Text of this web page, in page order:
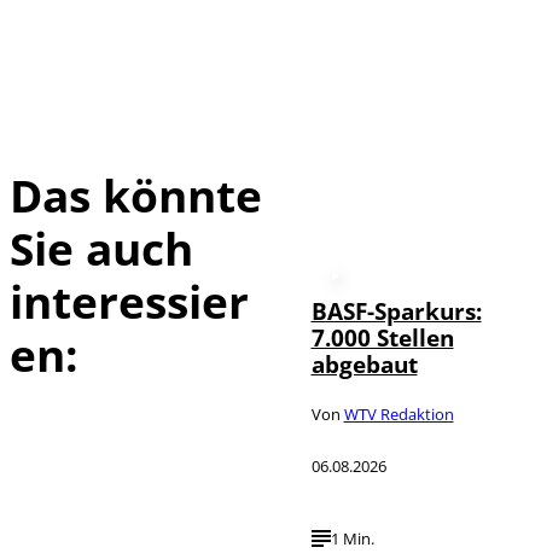
Das könnte
Sie auch
interessier
en:
BASF-Sparkurs:
7.000 Stellen
abgebaut
Von WTV Redaktion
06.08.2026
1 Min.